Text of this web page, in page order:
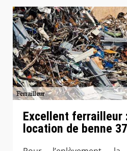
Excellent ferrailleur :
location de benne 37